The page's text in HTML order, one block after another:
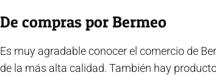
De compras por Bermeo
Es muy agradable conocer el comercio de
de la más alta calidad. También hay